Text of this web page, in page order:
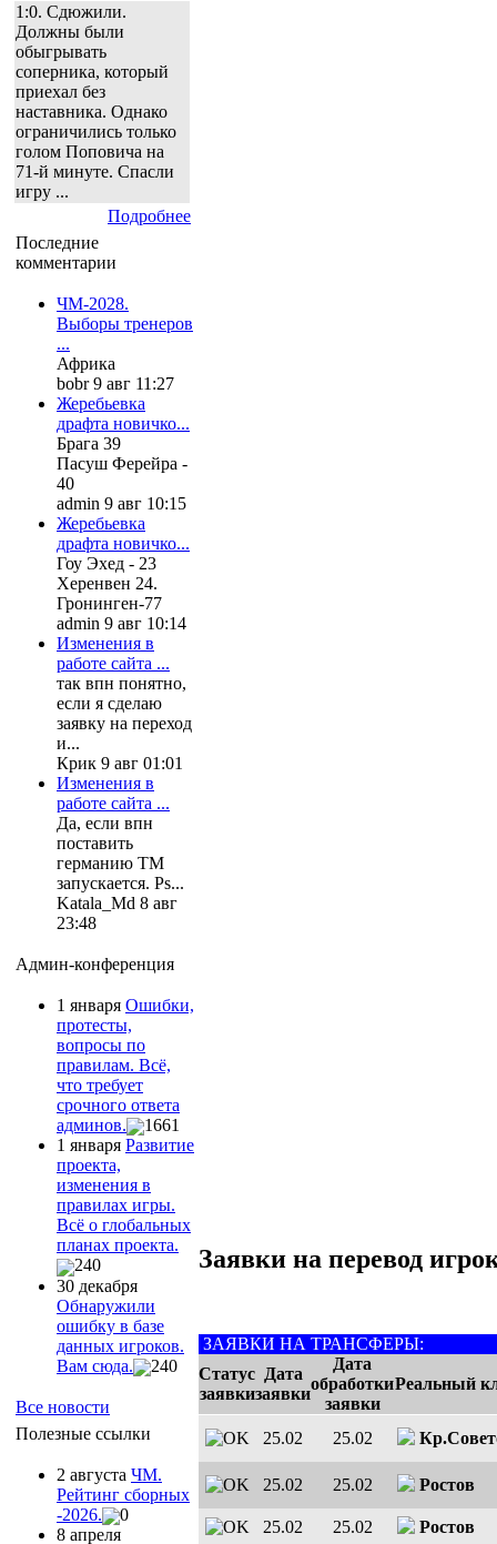
1:0. Сдюжили.
Должны были
обыгрывать
соперника, который
приехал без
наставника. Однако
ограничились только
голом Поповича на
71-й минуте. Спасли
игру ...
Подробнее
Последние
комментарии
ЧМ-2028.
Выборы тренеров
...
Африка
bobr 9 авг 11:27
Жеребьевка
драфта новичко...
Брага 39
Пасуш Ферейра -
40
admin 9 авг 10:15
Жеребьевка
драфта новичко...
Гоу Эхед - 23
Херенвен 24.
Гронинген-77
admin 9 авг 10:14
Изменения в
работе сайта ...
так впн понятно,
если я сделаю
заявку на переход
и...
Крик 9 авг 01:01
Изменения в
работе сайта ...
Да, если впн
поставить
германию ТМ
запускается. Ps...
Katala_Md 8 авг
23:48
Админ-конференция
1 января Ошибки,
протесты,
вопросы по
правилам. Всё,
что требует
срочного ответа
админов.
1661
1 января Развитие
проекта,
изменения в
правилах игры.
Всё о глобальных
планах проекта.
240
30 декабря
Обнаружили
ошибку в базе
данных игроков.
Вам сюда.
240
Все новости
Полезные ссылки
2 августа ЧМ.
Рейтинг сборных
-2026.
0
8 апреля
Заявки на перевод
ЗАЯВКИ НА ТРАНСФЕРЫ:
Статус
заявки
Дата
заявки
Дата
обработки
заявки
Реальный
25.02 25.02
25.02 25.02 Ростов
25.02 25.02 Ростов